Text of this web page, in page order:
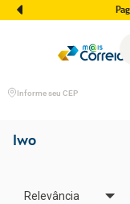
Informe seu CEP
Iwo
Relevância